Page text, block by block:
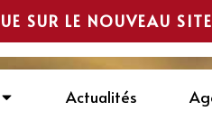
SUR LE NOUVEAU
Actualités